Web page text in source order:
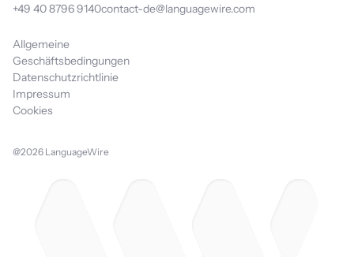
+49 40 8796 9140contact-de@languagewire.com
Allgemeine
Geschäftsbedingungen
Datenschutzrichtlinie
Impressum
Cookies
@2026 LanguageWire